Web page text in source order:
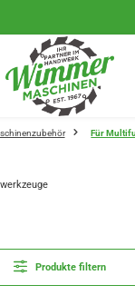
Für
Produkte filtern